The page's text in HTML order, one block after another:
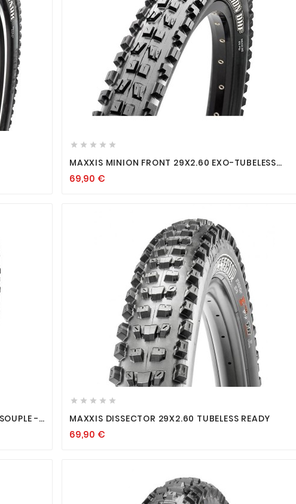
 
    
MAXXIS MINION FRONT 29X2.60 EXO-TUBELESS
69,90 €
-
   
    
MAXXIS DISSECTOR 29X2.60 TUBELESS READY
69,90 €